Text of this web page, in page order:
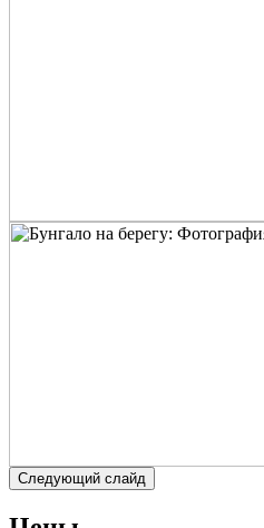
Следующий слайд